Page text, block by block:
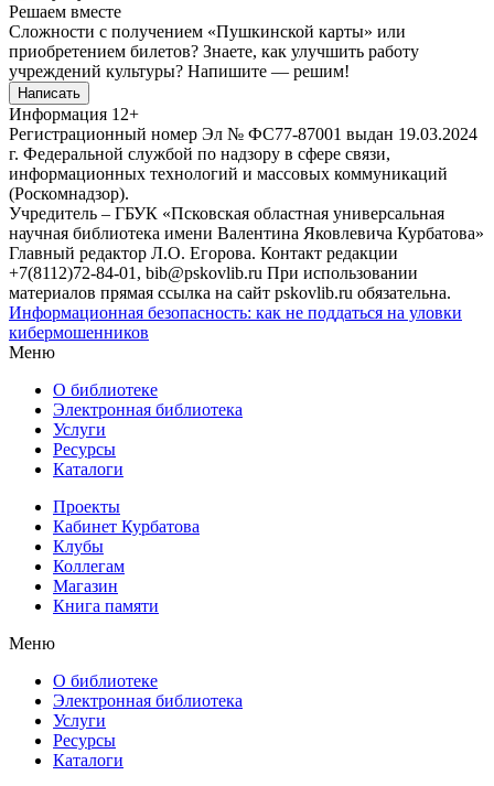
Решаем вместе
Сложности с получением «Пушкинской карты» или
приобретением билетов? Знаете, как улучшить работу
учреждений культуры? Напишите — решим!
Написать
Информация 12+
Регистрационный номер Эл № ФС77-87001 выдан 19.03.2024
г. Федеральной службой по надзору в сфере связи,
информационных технологий и массовых коммуникаций
(Роскомнадзор).
Учредитель – ГБУК «Псковская областная универсальная
научная библиотека имени Валентина Яковлевича Курбатова»
Главный редактор Л.О. Егорова. Контакт редакции
+7(8112)72-84-01, bib@pskovlib.ru При использовании
материалов прямая ссылка на сайт pskovlib.ru обязательна.
Информационная безопасность: как не поддаться на уловки
кибермошенников
Меню
О библиотеке
Электронная библиотека
Услуги
Ресурсы
Каталоги
Проекты
Кабинет Курбатова
Клубы
Коллегам
Магазин
Книга памяти
Меню
О библиотеке
Электронная библиотека
Услуги
Ресурсы
Каталоги